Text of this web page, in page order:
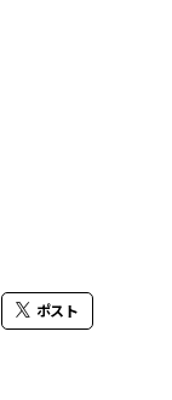
ポスト